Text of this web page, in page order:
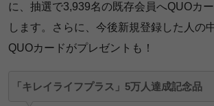
に、抽選で3,939名の既存会員へQUOカ
します。さらに、今後新規登録した人の
QUOカードがプレゼントも！
「キレイライフプラス」5万人達成記念品